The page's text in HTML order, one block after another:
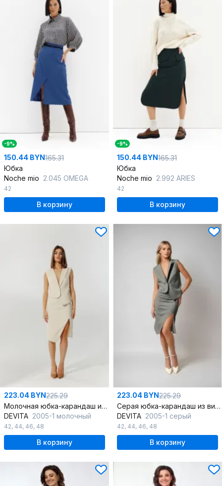
-9%
150.44 BYN165.31
Юбка
Noche mio 2.045 OMEGA
42
В корзину
-9%
150.44 BYN165.31
Юбка
Noche mio 2.992 ARIES
42
В корзину
223.04 BYN225.29
Молочная юбка-карандаш из вискозы с асимметричным разрезом
DEVITA 2005-1 молочный
42, 44, 46, 48
В корзину
223.04 BYN225.29
Серая юбка-карандаш из вискозы с асимметричным разрезом
DEVITA 2005-1 серый
42, 44, 46, 48
В корзину